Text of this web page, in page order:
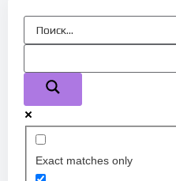
Exact matches only